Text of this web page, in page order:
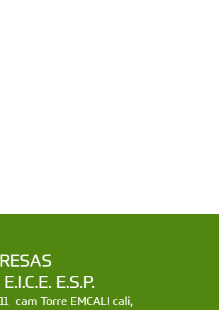
E.S.P.
cam Torre EMCALI cali,